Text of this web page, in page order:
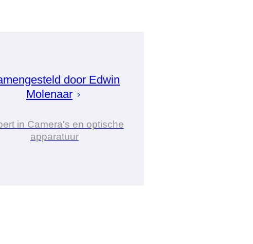
door Edwin
Molenaar
in Camera's en optische
apparatuur